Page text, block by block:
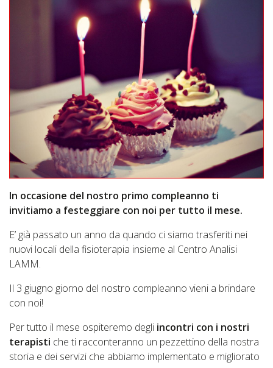
In occasione del nostro primo compleanno ti
invitiamo a festeggiare con noi per tutto il mese.
E’ già passato un anno da quando ci siamo trasferiti nei
nuovi locali della fisioterapia insieme al Centro Analisi
LAMM.
Il 3 giugno giorno del nostro compleanno vieni a brindare
con noi!
Per tutto il mese ospiteremo degli incontri con i nostri
terapisti che ti racconteranno un pezzettino della nostra
storia e dei servizi che abbiamo implementato e migliorato